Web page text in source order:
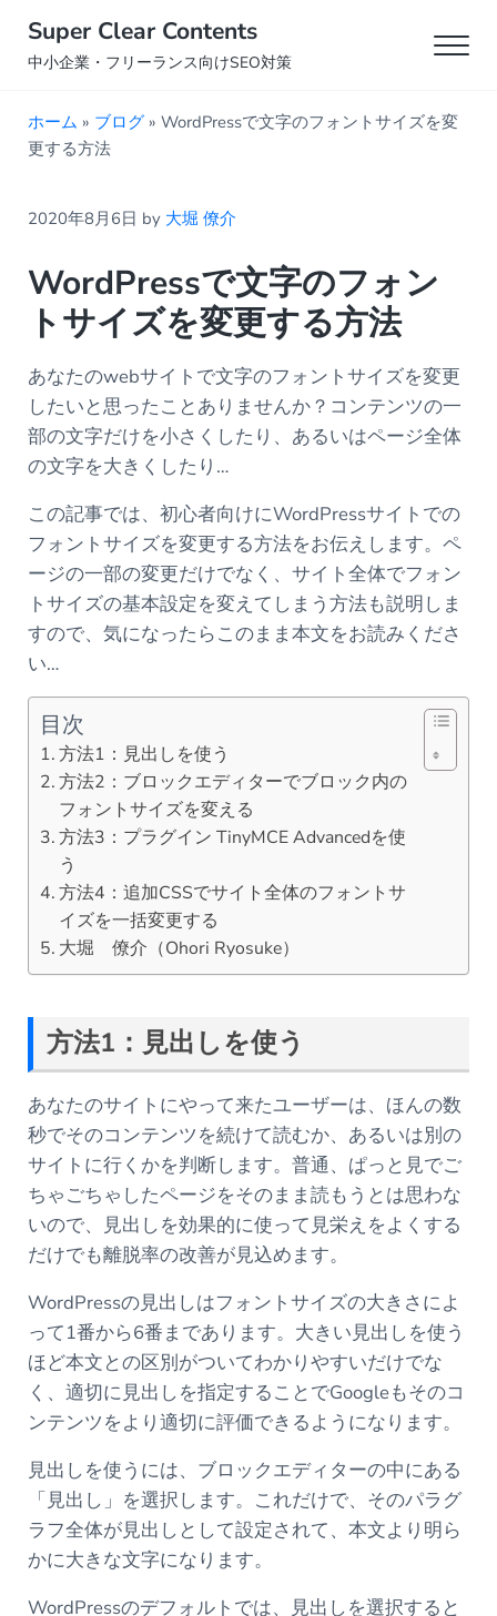
Super Clear Contents
中小企業・フリーランス向けSEO対策
ホーム » ブログ» WordPressで文字のフォントサイズを変
更する方法
2020年8月6日 by 大堀 僚介
WordPressで文字のフォン
トサイズを変更する方法
あなたのwebサイトで文字のフォントサイズを変更
したいと思ったことありませんか？コンテンツの一
部の文字だけを小さくしたり、あるいはページ全体
の文字を大きくしたり…
この記事では、初心者向けにWordPressサイトでの
フォントサイズを変更する方法をお伝えします。ペ
ージの一部の変更だけでなく、サイト全体でフォン
トサイズの基本設定を変えてしまう方法も説明しま
すので、気になったらこのまま本文をお読みくださ
い…
目次
方法1：見出しを使う
方法2：ブロックエディターでブロック内の
フォントサイズを変える
方法3：プラグイン TinyMCE Advancedを使
う
方法4：追加CSSでサイト全体のフォントサ
イズを一括変更する
大堀 僚介（Ohori Ryosuke）
方法1 ：見出しを使う
あなたのサイトにやって来たユーザーは、ほんの数
秒でそのコンテンツを続けて読むか、あるいは別の
サイトに行くかを判断します。普通、ぱっと見でご
ちゃごちゃしたページをそのまま読もうとは思わな
いので、見出しを効果的に使って見栄えをよくする
だけでも離脱率の改善が見込めます。
WordPressの見出しはフォントサイズの大きさによ
って1番から6番まであります。大きい見出しを使う
ほど本文との区別がついてわかりやすいだけでな
く、適切に見出しを指定することでGoogleもそのコ
ンテンツをより適切に評価できるようになります。
見出しを使うには、ブロックエディターの中にある
「見出し」を選択します。これだけで、そのパラグ
ラフ全体が見出しとして設定されて、本文より明ら
かに大きな文字になります。
WordPressのデフォルトでは、見出しを選択すると